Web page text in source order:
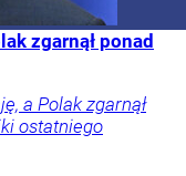
zgarnął ponad
a Polak zgarnął
ostatniego